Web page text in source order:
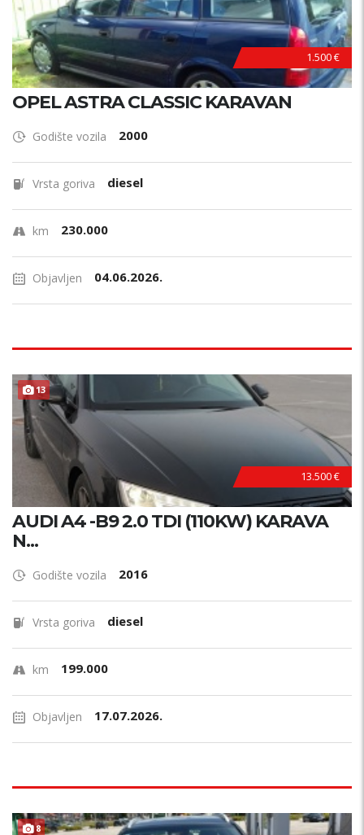
1.500 €
OPEL ASTRA CLASSIC KARAVAN
Godište vozila 2000
Vrsta goriva diesel
km 230.000
Objavljen 04.06.2026.
13
13.500 €
AUDI A4 -B9 2.0 TDI (110KW) KARAVA
N...
Godište vozila 2016
Vrsta goriva diesel
km 199.000
Objavljen 17.07.2026.
8